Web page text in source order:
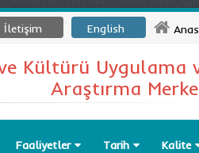
English
İletişim
Kültürü Uygulama
Araştırma
Faaliyetler Tarih Kalite